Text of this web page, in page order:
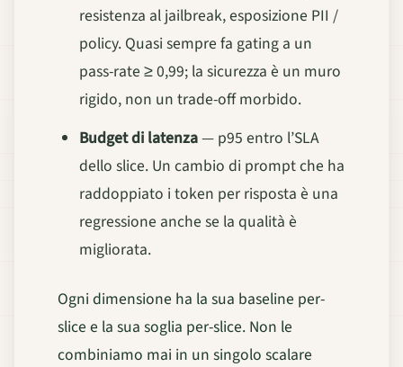
resistenza al jailbreak, esposizione PII /
policy. Quasi sempre fa gating a un
pass-rate ≥ 0,99; la sicurezza è un muro
rigido, non un trade-off morbido.
Budget di latenza— p95 entro l’SLA
dello slice. Un cambio di prompt che ha
raddoppiato i token per risposta è una
regressione anche se la qualità è
migliorata.
Ogni dimensione ha la sua baseline per-
slice e la sua soglia per-slice. Non le
combiniamo mai in un singolo scalare